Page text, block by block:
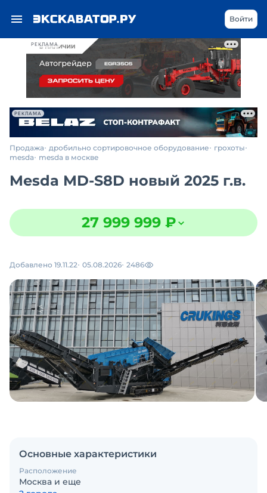
РЕКЛАМА
Войти
РЕКЛАМА
Продажа дробильно сортировочное оборудование
грохоты
mesda
mesda в москве
Mesda MD-S8D новый 2025 г.в.
27 999 999 ₽
Добавлено 19.11.22 05.08.2026 2486
Основные характеристики
Расположение
Москва и еще